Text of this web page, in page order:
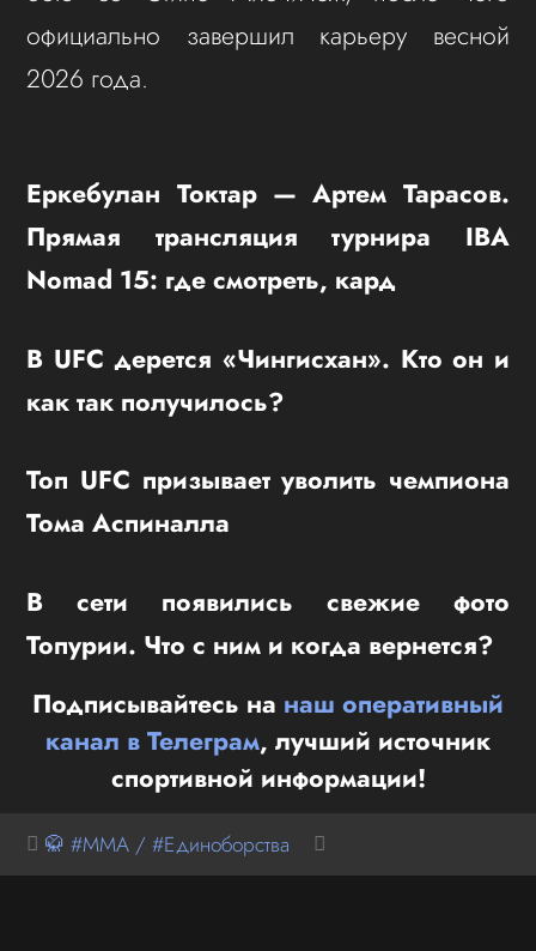
официально завершил карьеру весной
2026 года.
Еркебулан Токтар — Артем Тарасов.
Прямая трансляция турнира IBA
Nomad 15: где смотреть, кард
В UFC дерется «Чингисхан». Кто он и
как так получилось?
Топ UFC призывает уволить чемпиона
Тома Аспиналла
В сети появились свежие фото
Топурии. Что с ним и когда вернется?
Подписывайтесь на наш оперативный
канал в Телеграм, лучший источник
спортивной информации!
🥋 #MMA / #Единоборства